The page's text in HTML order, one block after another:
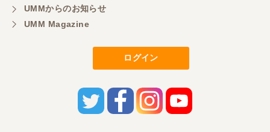
UMMからのお知らせ
UMM Magazine
ログイン